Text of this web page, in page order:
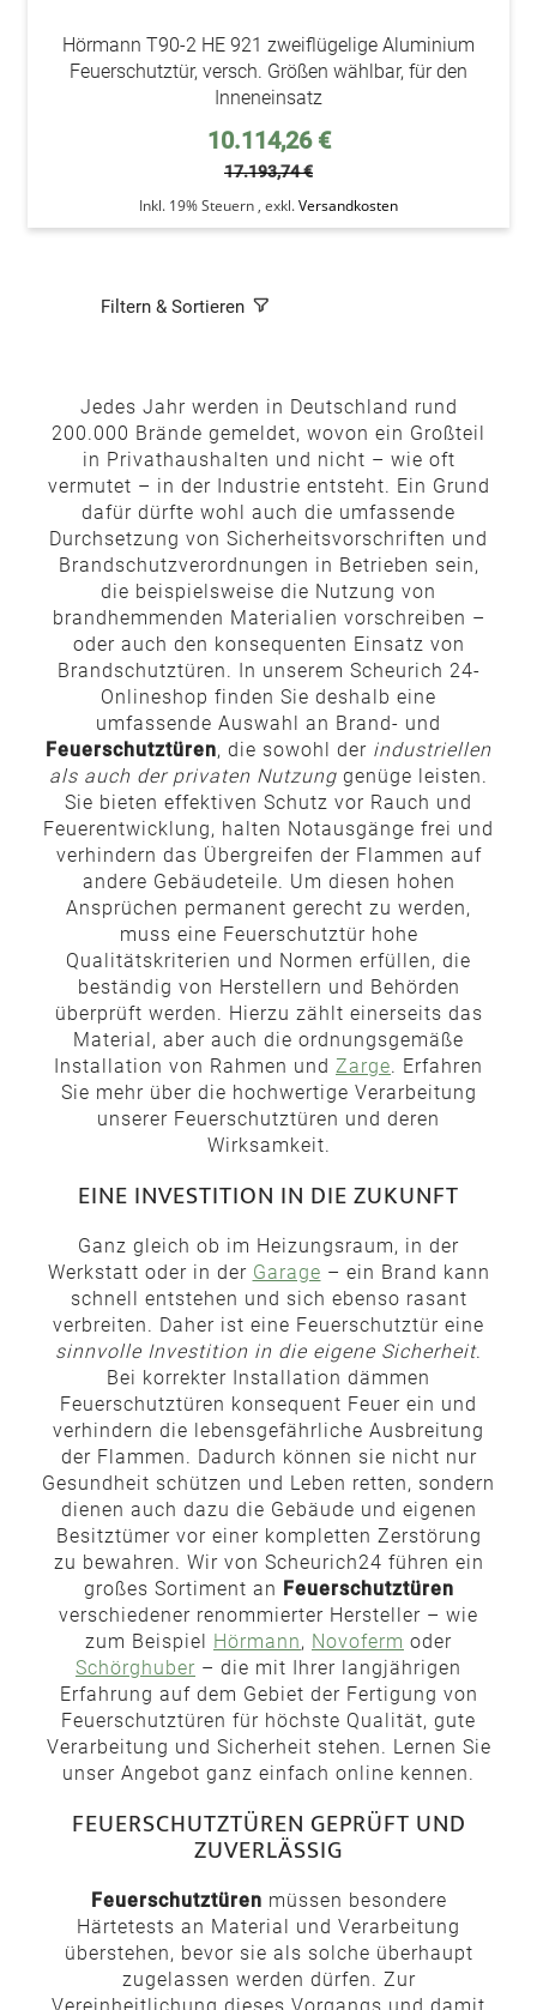
Hörmann T90-2 HE 921 zweiflügelige Aluminium
Feuerschutztür, versch. Größen wählbar, für den
Inneneinsatz
Sonderpreis
10.114,26 €
17.193,74 €
Inkl. 19% Steuern , exkl.Versandkosten
Filtern & Sortieren
Jedes Jahr werden in Deutschland rund
200.000 Brände gemeldet, wovon ein Großteil
in Privathaushalten und nicht – wie oft
vermutet – in der Industrie entsteht. Ein Grund
dafür dürfte wohl auch die umfassende
Durchsetzung von Sicherheitsvorschriften und
Brandschutzverordnungen in Betrieben sein,
die beispielsweise die Nutzung von
brandhemmenden Materialien vorschreiben –
oder auch den konsequenten Einsatz von
Brandschutztüren. In unserem Scheurich 24-
Onlineshop finden Sie deshalb eine
umfassende Auswahl an Brand- und
Feuerschutztüren, die sowohl der industriellen
als auch der privaten Nutzung genüge leisten.
Sie bieten effektiven Schutz vor Rauch und
Feuerentwicklung, halten Notausgänge frei und
verhindern das Übergreifen der Flammen auf
andere Gebäudeteile. Um diesen hohen
Ansprüchen permanent gerecht zu werden,
muss eine Feuerschutztür hohe
Qualitätskriterien und Normen erfüllen, die
beständig von Herstellern und Behörden
überprüft werden. Hierzu zählt einerseits das
Material, aber auch die ordnungsgemäße
Installation von Rahmen und Zarge. Erfahren
Sie mehr über die hochwertige Verarbeitung
unserer Feuerschutztüren und deren
Wirksamkeit.
EINE INVESTITION IN DIE ZUKUNFT
Ganz gleich ob im Heizungsraum, in der
Werkstatt oder in der Garage – ein Brand kann
schnell entstehen und sich ebenso rasant
verbreiten. Daher ist eine Feuerschutztür eine
sinnvolle Investition in die eigene Sicherheit.
Bei korrekter Installation dämmen
Feuerschutztüren konsequent Feuer ein und
verhindern die lebensgefährliche Ausbreitung
der Flammen. Dadurch können sie nicht nur
Gesundheit schützen und Leben retten, sondern
dienen auch dazu die Gebäude und eigenen
Besitztümer vor einer kompletten Zerstörung
zu bewahren. Wir von Scheurich24 führen ein
großes Sortiment an Feuerschutztüren
verschiedener renommierter Hersteller – wie
zum Beispiel Hörmann, Novoferm oder
Schörghuber – die mit Ihrer langjährigen
Erfahrung auf dem Gebiet der Fertigung von
Feuerschutztüren für höchste Qualität, gute
Verarbeitung und Sicherheit stehen. Lernen Sie
unser Angebot ganz einfach online kennen.
FEUERSCHUTZTÜREN GEPRÜFT UND
ZUVERLÄSSIG
Feuerschutztüren müssen besondere
Härtetests an Material und Verarbeitung
überstehen, bevor sie als solche überhaupt
zugelassen werden dürfen. Zur